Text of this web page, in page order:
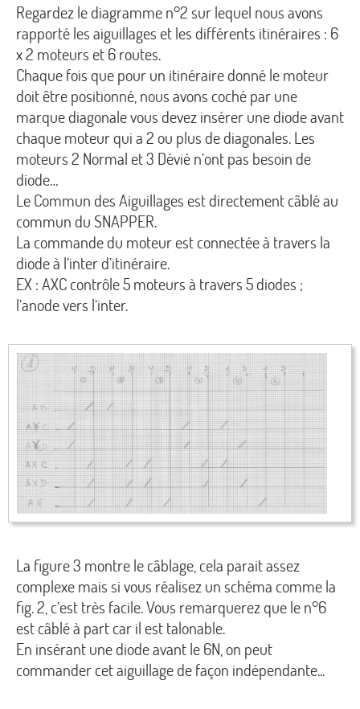
Regardez le diagramme n°2 sur lequel nous avons
rapporté les aiguillages et les différents itinéraires : 6
x 2 moteurs et 6 routes.
Chaque fois que pour un itinéraire donné le moteur
doit être positionné, nous avons coché par une
marque diagonale vous devez insérer une diode avant
chaque moteur qui a 2 ou plus de diagonales. Les
moteurs 2 Normal et 3 Dévié n’ont pas besoin de
diode…
Le Commun des Aiguillages est directement câblé au
commun du SNAPPER.
La commande du moteur est connectée à travers la
diode à l’inter d’itinéraire.
EX : AXC contrôle 5 moteurs à travers 5 diodes ;
l’anode vers l‘inter.
La figure 3 montre le câblage, cela parait assez
complexe mais si vous réalisez un schéma comme la
fig. 2, c’est très facile. Vous remarquerez que le n°6
est câblé à part car il est talonable.
En insérant une diode avant le 6N, on peut
commander cet aiguillage de façon indépendante...